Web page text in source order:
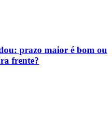
prazo maior é bom ou
frente?